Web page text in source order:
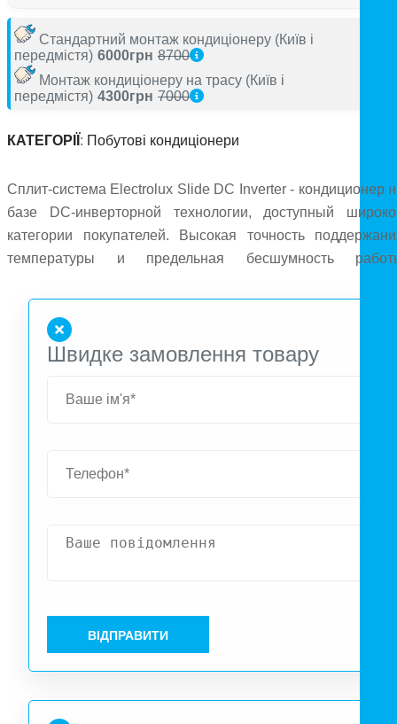
Стандартний монтаж кондиціонеру (Київ і
передмістя) 6000грн 8700
Монтаж кондиціонеру на трасу (Київ і
передмістя) 4300грн 7000
КАТЕГОРІЇ : Побутові кондиціонери
Сплит-система Electrolux Slide DC Inverter - кондиционер
базе DC-инверторной технологии, доступный
категории покупателей. Высокая точность
температуры и предельная бесшумность
инверторных компрессоров. Electrolux Slide DC
работает рекордно тихо - 24 дБ (А).
Швидке замовлення товару
ВІДПРАВИТИ